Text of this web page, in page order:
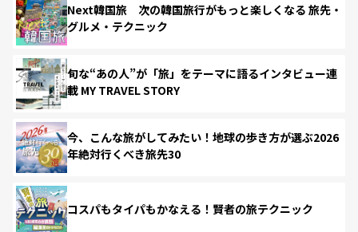
Next韓国旅 次の韓国旅行がもっと楽しくなる 旅先・
グルメ・テクニック
旬な“あの人”が「旅」をテーマに語るインタビュー連
載 MY TRAVEL STORY
今、こんな旅がしてみたい！地球の歩き方が選ぶ2026
年絶対行くべき旅先30
コスパもタイパもかなえる！賢者の旅テクニック